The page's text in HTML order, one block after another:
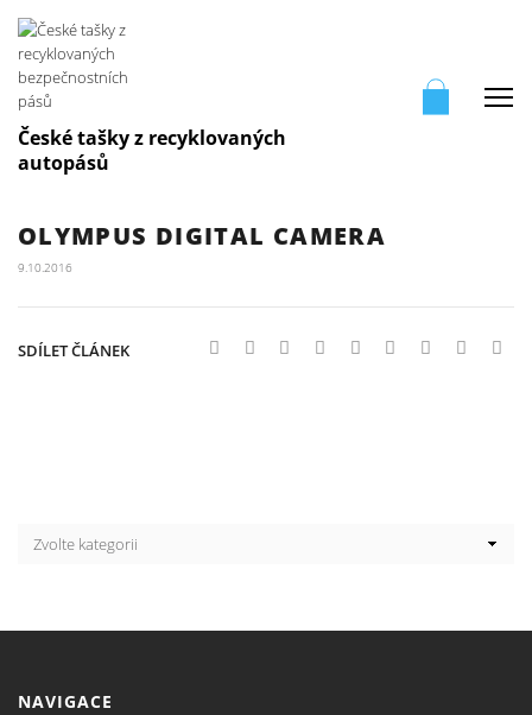
České tašky z recyklovaných
autopásů
OLYMPUS DIGITAL CAMERA
9.10.2016
SDÍLET ČLÁNEK
NAVIGACE